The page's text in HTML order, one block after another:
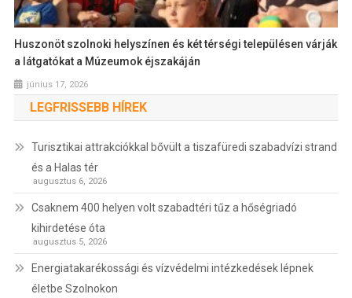
Huszonöt szolnoki helyszínen és két térségi településen várják
a látgatókat a Múzeumok éjszakáján
június 17, 2026
LEGFRISSEBB HÍREK
Turisztikai attrakciókkal bővült a tiszafüredi szabadvízi strand
és a Halas tér
augusztus 6, 2026
Csaknem 400 helyen volt szabadtéri tűz a hőségriadó
kihirdetése óta
augusztus 5, 2026
Energiatakarékossági és vízvédelmi intézkedések lépnek
életbe Szolnokon